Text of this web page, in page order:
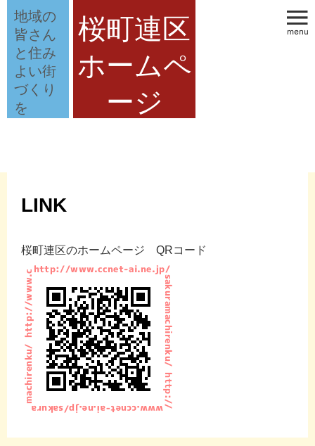
桜町連区
ホームペ
ージ
地域の
皆さん
と住み
よい街
づくり
を
LINK
桜町連区のホームページ QRコード